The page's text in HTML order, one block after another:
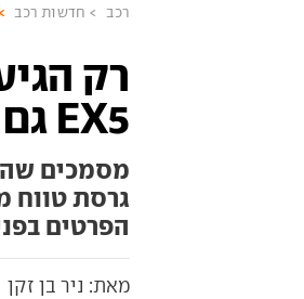
רכב חדשות רכב
רק
EX5 גם עם סוללה וטווח מוגדלים
מסמכים
הפרטים
מאת: ניר בן זקן